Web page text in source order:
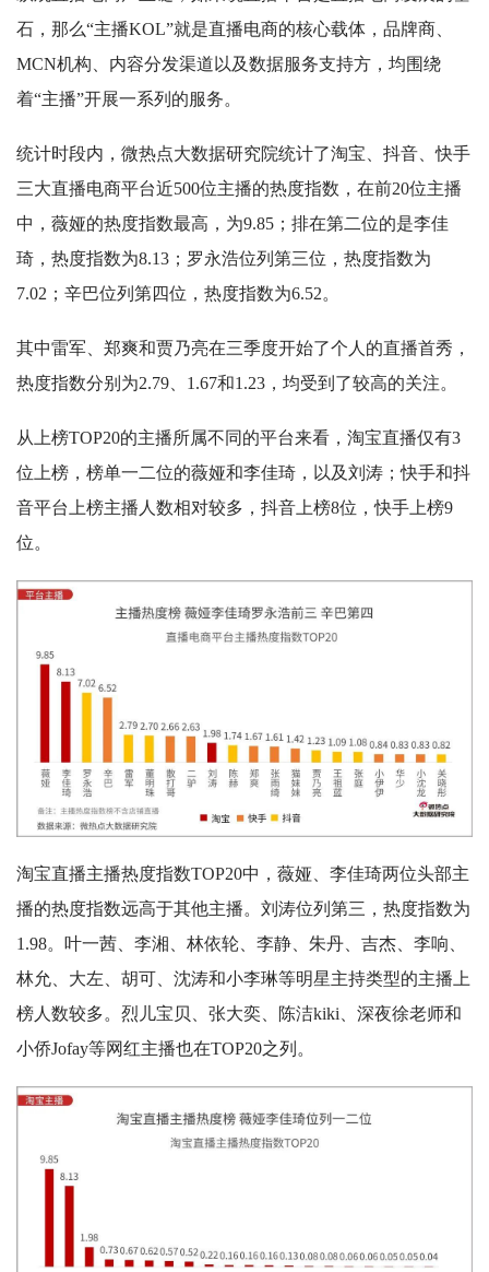
石，那么“主播KOL”就是直播电商的核心载体，品牌商、
MCN机构、内容分发渠道以及数据服务支持方，均围绕
着“主播”开展一系列的服务。
统计时段内，微热点大数据研究院统计了淘宝、抖音、快手
三大直播电商平台近500位主播的热度指数，在前20位主播
中，薇娅的热度指数最高，为9.85；排在第二位的是李佳
琦，热度指数为8.13；罗永浩位列第三位，热度指数为
7.02；辛巴位列第四位，热度指数为6.52。
其中雷军、郑爽和贾乃亮在三季度开始了个人的直播首秀，
热度指数分别为2.79、1.67和1.23，均受到了较高的关注。
从上榜TOP20的主播所属不同的平台来看，淘宝直播仅有3
位上榜，榜单一二位的薇娅和李佳琦，以及刘涛；快手和抖
音平台上榜主播人数相对较多，抖音上榜8位，快手上榜9
位。
淘宝直播主播热度指数TOP20中，薇娅、李佳琦两位头部主
播的热度指数远高于其他主播。刘涛位列第三，热度指数为
1.98。叶一茜、李湘、林依轮、李静、朱丹、吉杰、李响、
林允、大左、胡可、沈涛和小李琳等明星主持类型的主播上
榜人数较多。烈儿宝贝、张大奕、陈洁kiki、深夜徐老师和
小侨Jofay等网红主播也在TOP20之列。